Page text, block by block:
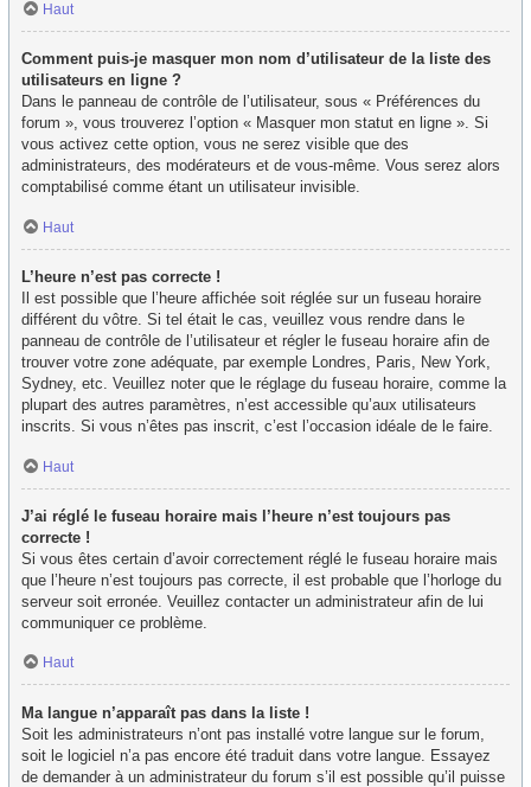
Haut
Comment puis-je masquer mon nom d’utilisateur de la liste des
utilisateurs en ligne ?
Dans le panneau de contrôle de l’utilisateur, sous « Préférences du
forum », vous trouverez l’option « Masquer mon statut en ligne ». Si
vous activez cette option, vous ne serez visible que des
administrateurs, des modérateurs et de vous-même. Vous serez alors
comptabilisé comme étant un utilisateur invisible.
Haut
L’heure n’est pas correcte !
Il est possible que l’heure affichée soit réglée sur un fuseau horaire
différent du vôtre. Si tel était le cas, veuillez vous rendre dans le
panneau de contrôle de l’utilisateur et régler le fuseau horaire afin de
trouver votre zone adéquate, par exemple Londres, Paris, New York,
Sydney, etc. Veuillez noter que le réglage du fuseau horaire, comme la
plupart des autres paramètres, n’est accessible qu’aux utilisateurs
inscrits. Si vous n’êtes pas inscrit, c’est l’occasion idéale de le faire.
Haut
J’ai réglé le fuseau horaire mais l’heure n’est toujours pas
correcte !
Si vous êtes certain d’avoir correctement réglé le fuseau horaire mais
que l’heure n’est toujours pas correcte, il est probable que l’horloge du
serveur soit erronée. Veuillez contacter un administrateur afin de lui
communiquer ce problème.
Haut
Ma langue n’apparaît pas dans la liste !
Soit les administrateurs n’ont pas installé votre langue sur le forum,
soit le logiciel n’a pas encore été traduit dans votre langue. Essayez
de demander à un administrateur du forum s’il est possible qu’il puisse